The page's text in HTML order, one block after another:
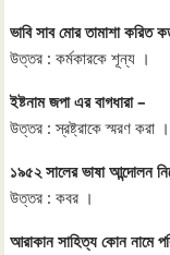
ভাবি সাব মোর তামাশা করিত
উত্তর : কর্মকারকে শূন্য ।
ইষ্টনাম জপা এর বাগধারা –
উত্তর : স্রষ্ট্রাকে স্মরণ করা ।
১৯৫২ সালের ভাষা আন্দোলন
উত্তর : কবর ।
আরাকান সাহিত্য কোন নামে